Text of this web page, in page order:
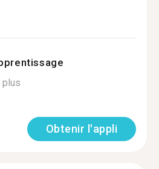
plus
Obtenir l'appli